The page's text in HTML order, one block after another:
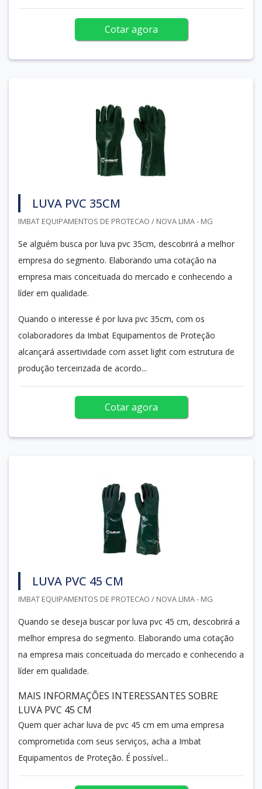
Cotar agora
LUVA PVC 35CM
IMBAT EQUIPAMENTOS DE PROTECAO / NOVA LIMA - MG
Se alguém busca por luva pvc 35cm, descobrirá a melhor
empresa do segmento. Elaborando uma cotação na
empresa mais conceituada do mercado e conhecendo a
líder em qualidade.
Quando o interesse é por luva pvc 35cm, com os
colaboradores da Imbat Equipamentos de Proteção
alcançará assertividade com asset light com estrutura de
produção terceirizada de acordo...
Cotar agora
LUVA PVC 45 CM
IMBAT EQUIPAMENTOS DE PROTECAO / NOVA LIMA - MG
Quando se deseja buscar por luva pvc 45 cm, descobrirá a
melhor empresa do segmento. Elaborando uma cotação
na empresa mais conceituada do mercado e conhecendo a
líder em qualidade.
MAIS INFORMAÇÕES INTERESSANTES SOBRE
LUVA PVC 45 CM
Quem quer achar luva de pvc 45 cm em uma empresa
comprometida com seus serviços, acha a Imbat
Equipamentos de Proteção. É possível...